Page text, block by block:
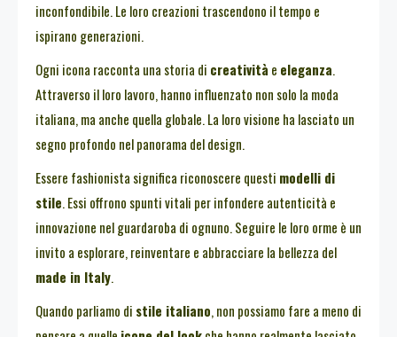
inconfondibile. Le loro creazioni trascendono il tempo e
ispirano generazioni.
Ogni icona racconta una storia di creatività e eleganza.
Attraverso il loro lavoro, hanno influenzato non solo la moda
italiana, ma anche quella globale. La loro visione ha lasciato un
segno profondo nel panorama del design.
Essere fashionista significa riconoscere questi modelli di
stile. Essi offrono spunti vitali per infondere autenticità e
innovazione nel guardaroba di ognuno. Seguire le loro orme è un
invito a esplorare, reinventare e abbracciare la bellezza del
made in Italy.
Quando parliamo di stile italiano, non possiamo fare a meno di